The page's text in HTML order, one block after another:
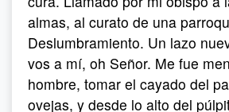
almas, al curato de una
Deslumbramiento. Un lazo
vos a mí, oh Señor. Me fue
hombre, tomar el cayado del
ovejas, y desde lo alto del